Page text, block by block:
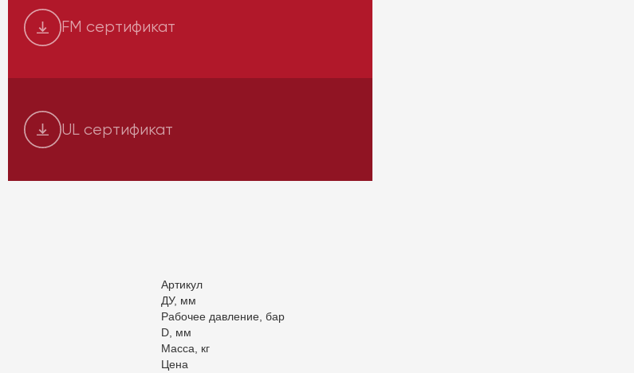
FM сертификат
UL сертификат
Артикул
ДУ, мм
Рабочее давление, бар
D, мм
Масса, кг
Цена